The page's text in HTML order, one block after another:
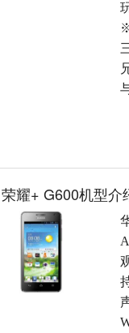
荣耀+ G600机型介